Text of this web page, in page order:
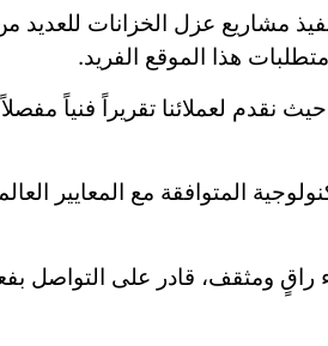
مشاريع عزل الخزانات
هذا الموقع الفريد.
حيث نقدم لعملائنا تقريراً فنياً
المتوافقة مع المعايير
راقٍ ومثقف، قادر على التواصل